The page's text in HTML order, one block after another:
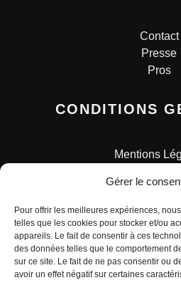
Gérer le
Pour offrir les meilleures expériences,
telles que les cookies pour stocker et/ou
appareils. Le fait de consentir à ces
des données telles que le comportement
sur ce site. Le fait de ne pas consentir ou
avoir un effet négatif sur certaines
Contact
Presse
Pros
CONDITIONS
Mentions
Charte pour la protection des
© ALL RIGHTS RESERVED.